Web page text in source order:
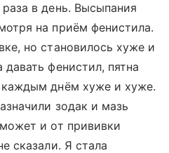
в день. Высыпания
на приём фенистила.
но становилось хуже и
давать фенистил, пятна
каждым днём хуже и хуже.
зодак и мазь
и от прививки
сказали. Я стала